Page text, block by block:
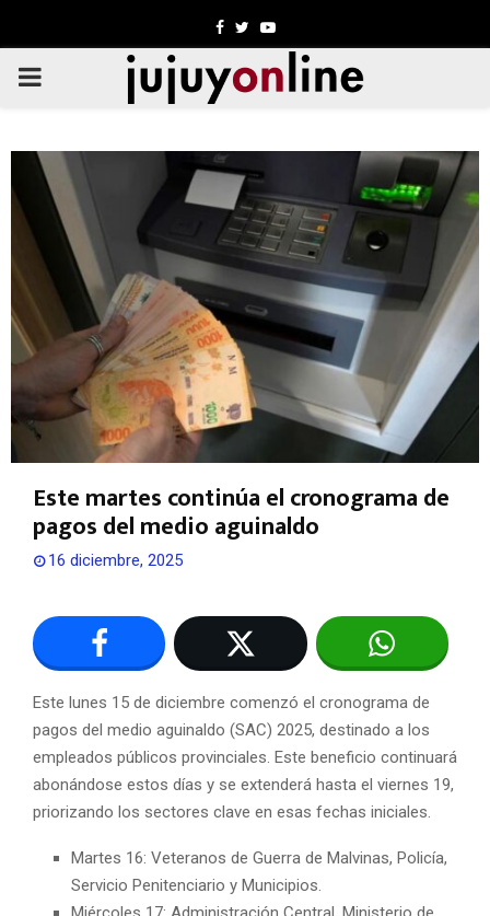
Facebook
TwitterYoutube
PRIMARY
Este martes continúa el cronograma de
pagos del medio aguinaldo
16 diciembre, 2025
Este lunes 15 de diciembre comenzó el cronograma de
pagos del medio aguinaldo (SAC) 2025, destinado a los
empleados públicos provinciales. Este beneficio continuará
abonándose estos días y se extenderá hasta el viernes 19,
priorizando los sectores clave en esas fechas iniciales.
Martes 16: Veteranos de Guerra de Malvinas, Policía,
Servicio Penitenciario y Municipios.